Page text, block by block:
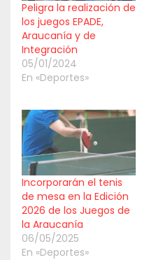
Peligra la realización de
los juegos EPADE,
Araucanía y de
Integración
05/01/2024
En «Deportes»
Incorporarán el tenis
de mesa en la Edición
2026 de los Juegos de
la Araucanía
06/05/2025
En «Deportes»